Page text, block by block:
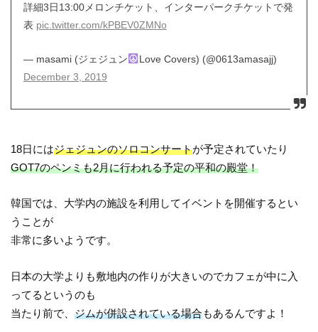
詳細3日13:00メロンチケット、インターパークチケットで発
表 pic.twitter.com/kPBEV0ZMNo
— masami (ジェジュン
Love Covers) (@0613amasajj)
December 3, 2019
18日にはジェジュンのソロコンサートが予定されていたり
GOT7のペンミも2月に行われる予定の平和の殿堂！
韓国では、大学内の施設を利用してイベントを開催するとい
うことが
非常に多いようです。
日本の大学よりも敷地内の作りが大きいのでカフェが中に入
ってるというのも
当たり前で、ジムが併設されている場合もあるんですよ！